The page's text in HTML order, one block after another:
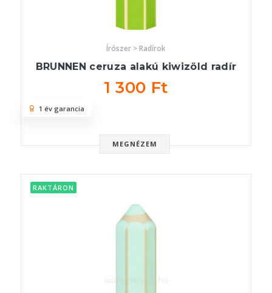
Írószer > Radírok
BRUNNEN ceruza alakú kiwizöld radír
1 300 Ft
MEGNÉZEM
1 év garancia
RAKTÁRON